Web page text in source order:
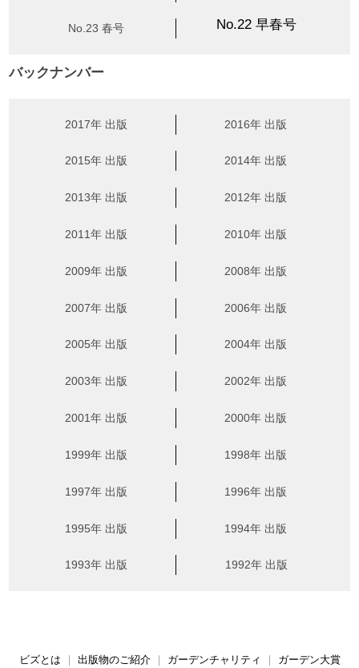
No.23 春号 No.22 早春号
バックナンバー
2017年 出版 2016年 出版
2015年 出版 2014年 出版
2013年 出版 2012年 出版
2011年 出版 2010年 出版
2009年 出版 2008年 出版
2007年 出版 2006年 出版
2005年 出版 2004年 出版
2003年 出版 2002年 出版
2001年 出版 2000年 出版
1999年 出版 1998年 出版
1997年 出版 1996年 出版
1995年 出版 1994年 出版
1993年 出版 1992年 出版
ビズとは 出版物のご紹介｜ ガーデンチャリティ ガーデン大賞